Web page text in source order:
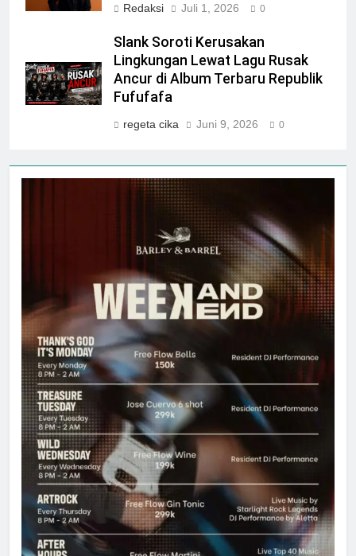
Redaksi Juli 1, 2026 0
Slank Soroti Kerusakan
Lingkungan Lewat Lagu Rusak
Ancur di Album Terbaru Republik
Fufufafa
regeta cika Juni 9, 2026 0